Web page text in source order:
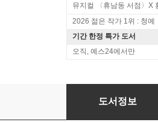
2026 젊은 작가 1위 : 청예
기간 한정 특가 도서
오직, 예스24에서만
샤이 (큰글자도서)
도서정보